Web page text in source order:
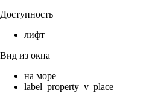
Доступность
лифт
Вид из окна
на море
label_property_v_place